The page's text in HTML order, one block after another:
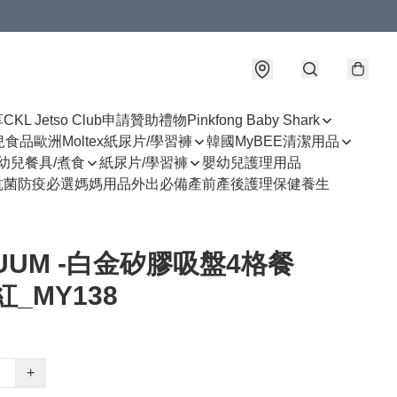
CKL Jetso Club申請贊助禮物Pinkfong Baby Shark
食品歐洲Moltex紙尿片/學習褲
韓國MyBEE清潔用品
兒餐具/煮食 紙尿片/學習褲
嬰幼兒護理用品
菌防疫必選媽媽用品外出必備產前產後護理保健養生
-白金矽膠吸盤4格餐
_MY138
+